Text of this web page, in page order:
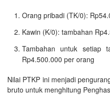
Orang pribadi (TK/0):
Kawin (K/0): tambahan
Tambahan untuk setiap
Rp4.500.000 per orang
Nilai PTKP ini menjadi
bruto untuk menghitung